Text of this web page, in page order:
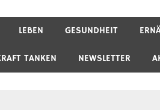
LEBEN GESUNDHEIT
TANKEN NEWSLETTER